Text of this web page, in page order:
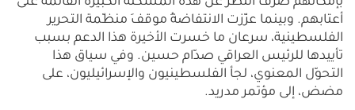
أعتابهم. وبينما عزّزت الانتفاضةُ موقفَ منظّمة التحرير
الفلسطينية، سرعان ما خسرت الأخيرة هذا الدعم بسبب
تأييدها للرئيس العراقي صدّام حسين. وفي سياق هذا
التحوّل المعنوي، لجأ الفلسطينيون والإسرائيليون، على
مضض، إلى مؤتمر مدريد.